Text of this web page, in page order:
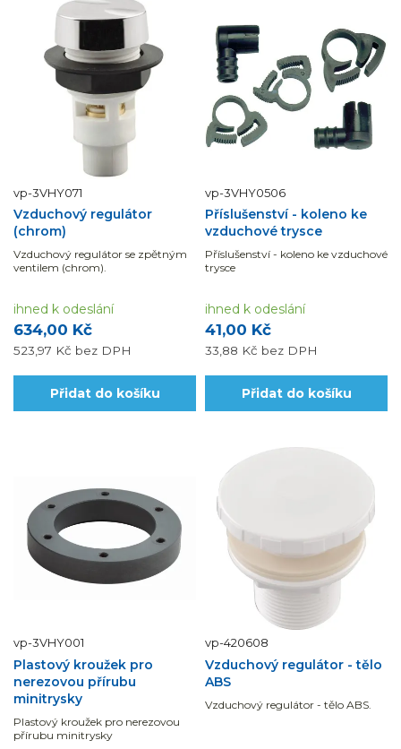
vp-3VHY071
Vzduchový regulátor
(chrom)
Vzduchový regulátor se zpětným
ventilem (chrom).
634,00 Kč
523,97 Kč bez DPH
ihned k odeslání
Přidat do košíku
vp-3VHY0506
Příslušenství - koleno ke
vzduchové trysce
Příslušenství - koleno ke vzduchové
trysce
41,00 Kč
33,88 Kč bez DPH
ihned k odeslání
Přidat do košíku
vp-3VHY001
Plastový kroužek pro
nerezovou přírubu
minitrysky
Plastový kroužek pro nerezovou
přírubu minitrysky
vp-420608
Vzduchový regulátor - tělo
ABS
Vzduchový regulátor - tělo ABS.